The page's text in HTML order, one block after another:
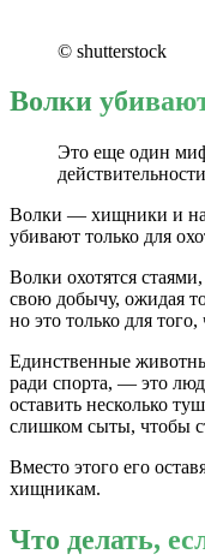
© shutterstock
Волки
Это еще один
Волки — хищники и на
убивают только для
Волки охотятся
свою добычу, ожидая
но это только для
Единственные
ради спорта, — это
оставить несколько
слишком сыты, чтобы
Вместо этого его
хищникам.
Что делать,